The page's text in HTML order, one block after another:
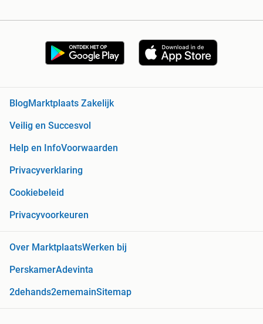
BlogMarktplaats Zakelijk
Veilig en Succesvol
Help en InfoVoorwaarden
Privacyverklaring
Cookiebeleid
Privacyvoorkeuren
Over MarktplaatsWerken bij
PerskamerAdevinta
2dehands2ememainSitemap